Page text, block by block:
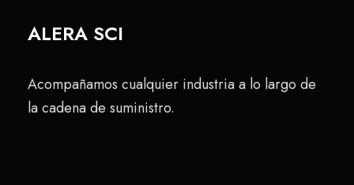
ALERA SCI
Acompañamos cualquier industria a lo largo de
la cadena de suministro.